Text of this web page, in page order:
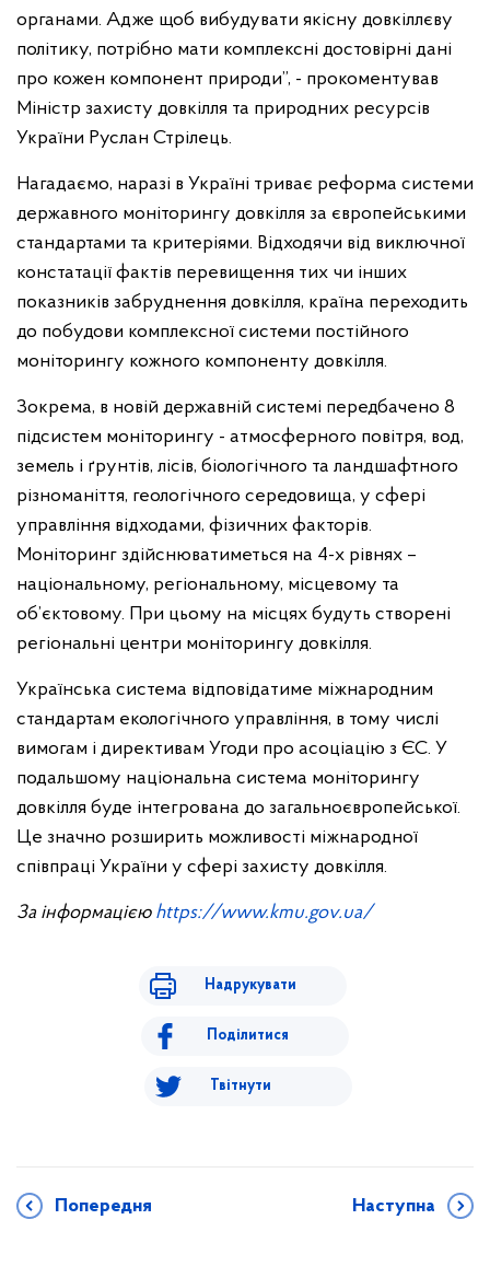
органами. Адже щоб вибудувати якісну довкіллєву
політику, потрібно мати комплексні достовірні дані
про кожен компонент природи”, - прокоментував
Міністр захисту довкілля та природних ресурсів
України Руслан Стрілець.
Нагадаємо, наразі в Україні триває реформа системи
державного моніторингу довкілля за європейськими
стандартами та критеріями. Відходячи від виключної
констатації фактів перевищення тих чи інших
показників забруднення довкілля, країна переходить
до побудови комплексної системи постійного
моніторингу кожного компоненту довкілля.
Зокрема, в новій державній системі передбачено 8
підсистем моніторингу - атмосферного повітря, вод,
земель і ґрунтів, лісів, біологічного та ландшафтного
різноманіття, геологічного середовища, у сфері
управління відходами, фізичних факторів.
Моніторинг здійснюватиметься на 4-х рівнях –
національному, регіональному, місцевому та
об’єктовому. При цьому на місцях будуть створені
регіональні центри моніторингу довкілля.
Українська система відповідатиме міжнародним
стандартам екологічного управління, в тому числі
вимогам і директивам Угоди про асоціацію з ЄС. У
подальшому національна система моніторингу
довкілля буде інтегрована до загальноєвропейської.
Це значно розширить можливості міжнародної
співпраці України у сфері захисту довкілля.
За інформацією https://www.kmu.gov.ua/
Надрукувати
Поділитися
Твітнути
Попередня Наступна